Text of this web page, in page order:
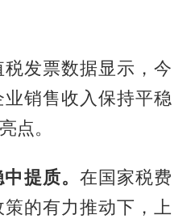
发票数据显示，今
销售收入保持平稳
点。
提质。 在国家税费
的有力推动下，上